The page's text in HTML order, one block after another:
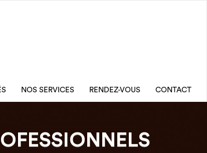
NOS SERVICES RENDEZ-VOUS CONTACT